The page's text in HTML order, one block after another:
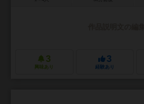
3
興味あり
3
経験あり